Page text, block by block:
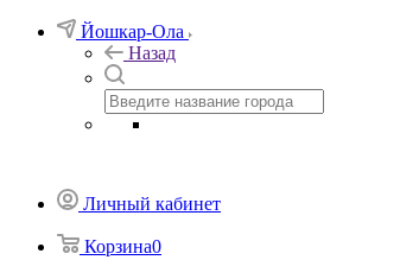
Йошкар-Ола
Назад
Личный кабинет
Корзина0